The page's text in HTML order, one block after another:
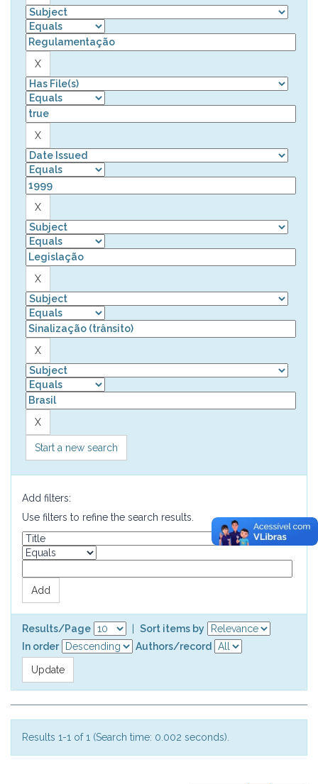
Start a new search
Add filters:
Use filters to refine the search results.
Results/Page
Sort items by
In order
Authors/record
Results 1-1 of 1 (Search time: 0.002 seconds).